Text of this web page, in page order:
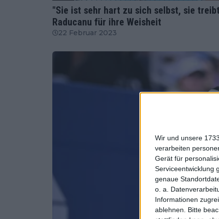
Wir und unsere
verarbeiten
Gerät für
Serviceentwicklung
genaue
o. a.
Informationen
ablehnen.
Bitte
"Sie ist sehr hart zu sich selbst, sie
Raducanu für ihre Weisheit
22 Februar 2023